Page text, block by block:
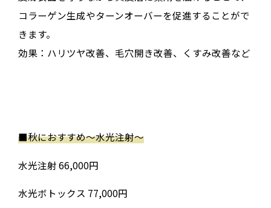
コラーゲン生成やターンオーバーを促進することがで
きます。
効果：ハリツヤ改善、毛穴開き改善、くすみ改善など
■秋におすすめ〜水光注射〜
水光注射 66,000円
水光ボトックス 77,000円